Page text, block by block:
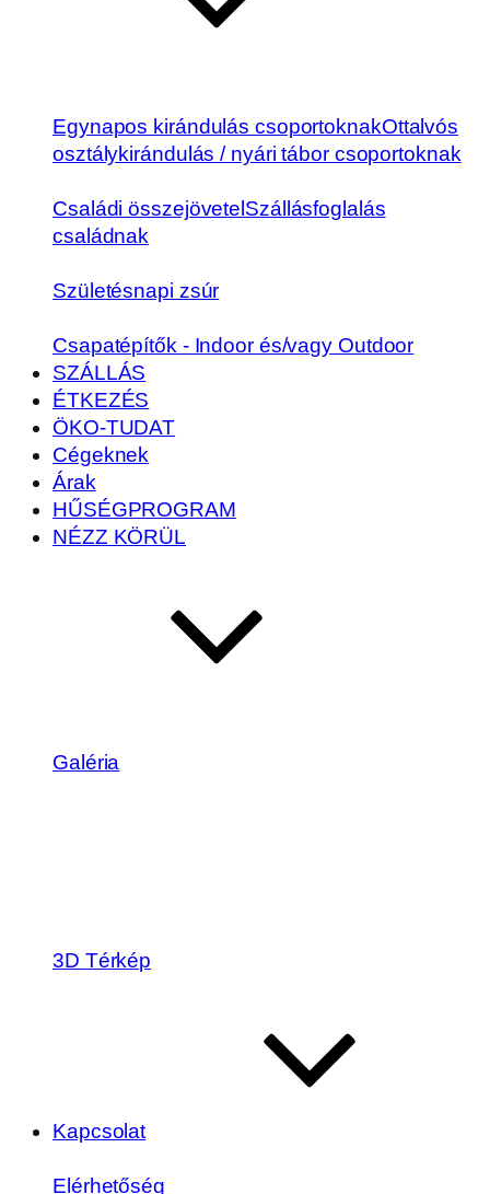
Egynapos kirándulás csoportoknakOttalvós
osztálykirándulás / nyári tábor csoportoknak
Családi összejövetel Szállásfoglalás
családnak
Születésnapi zsúr
Csapatépítők - Indoor és/vagy Outdoor
SZÁLLÁS
ÉTKEZÉS
ÖKO-TUDAT
Cégeknek
Árak
HŰSÉGPROGRAM
NÉZZ KÖRÜL
Galéria
3D Térkép
Kapcsolat
Elérhetőség